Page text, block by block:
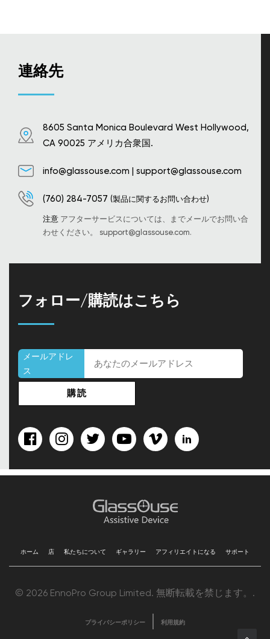
連絡先
8605 Santa Monica Boulevard West Hollywood,
CA 90025 アメリカ合衆国.
info@glassouse.com | support@glassouse.com
(760) 284-7057 (製品に関するお問い合わせ)
注意 アフターサービスについては、までメールでお問い合
わせください。 support@glassouse.com.
フォロー/購読はこちら
メールアドレ
ス
ホーム 店 私たちについて ギャラリー アフィリエイトになる サポート
© 2026 EnnoPro Group Limited. 無断転載を禁じます。.
プライバシーポリシー 利用規約